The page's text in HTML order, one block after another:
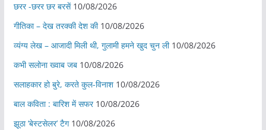
छरर -छरर छर बरसें 10/08/2026
गीतिका – देख तरक्की देश की 10/08/2026
व्यंग्य लेख – आजादी मिली थी, गुलामी हमने खुद चुन ली 10/08/2026
कभी सलोना ख्वाब जब 10/08/2026
सलाहकार हो बुरे, करते कुल-विनाश 10/08/2026
बाल कविता : बारिश में सफर 10/08/2026
झूठा ‘बेस्टसेलर’ टैग 10/08/2026